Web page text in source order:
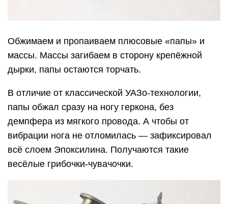
Обжимаем и пропаиваем плюсовые «папы» и
массы. Массы загибаем в сторону крепёжной
дырки, папы остаются торчать.
В отличие от классической УАЗо-технологии,
папы обжал сразу на ногу геркона, без
демпфера из мягкого провода. А чтобы от
вибрации нога не отломилась — зафиксировал
всё слоем Эпоксилина. Получаются такие
весёлые грибочки-чувачочки.